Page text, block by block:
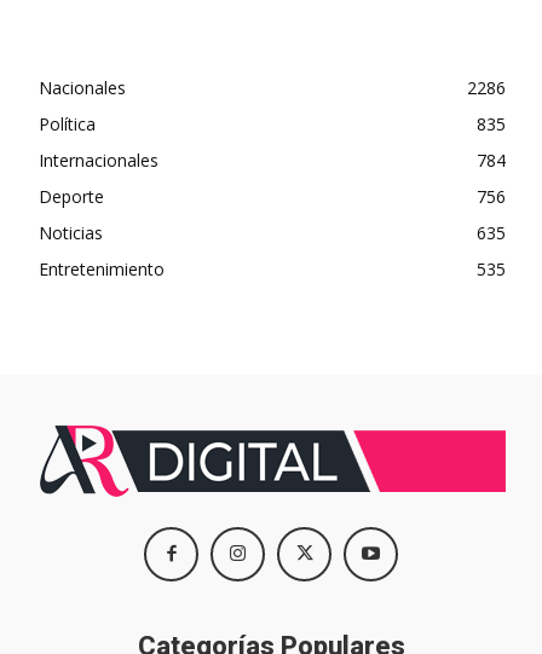
Nacionales
2286
Política
835
Internacionales
784
Deporte
756
Noticias
635
Entretenimiento
535
Categorías Populares